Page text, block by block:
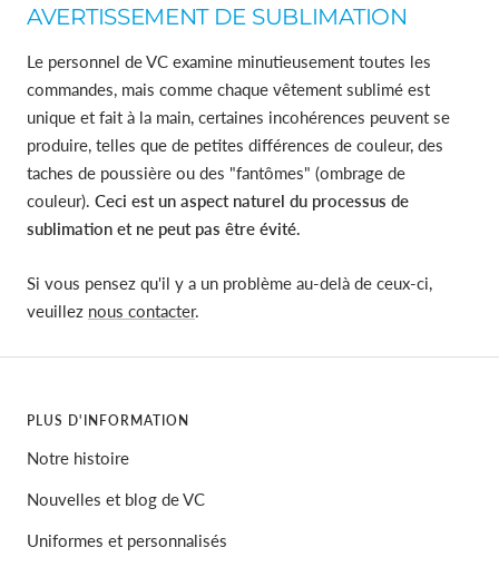
AVERTISSEMENT DE SUBLIMATION
Le personnel de VC examine minutieusement toutes les
commandes, mais comme chaque vêtement sublimé est
unique et fait à la main, certaines incohérences peuvent se
produire, telles que de petites différences de couleur, des
taches de poussière ou des "fantômes" (ombrage de
couleur). Ceci est un aspect naturel du processus de
sublimation et ne peut pas être évité.
Si vous pensez qu'il y a un problème au-delà de ceux-ci,
veuillez nous contacter.
PLUS D'INFORMATION
Notre histoire
Nouvelles et blog de VC
Uniformes et personnalisés